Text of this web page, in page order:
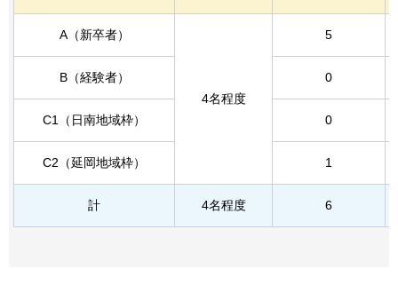
A（新卒者）
4名程度
5
B（経験者） 0
C1（日南地域枠） 0
C2（延岡地域枠） 1
計 4名程度 6